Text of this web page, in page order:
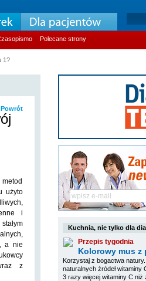
Polecane strony
1?
Powrót
użyto
i
a nie
z
Kuchnia, nie tylko dla
Przepis tygodnia
Kolorowy mus z
Korzystaj z bogactwa
naturalnych źródeł
3 razy więcej witaminy C niż